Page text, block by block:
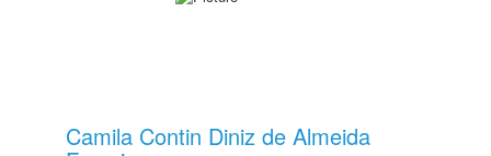
Camila Contin Diniz de Almeida